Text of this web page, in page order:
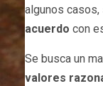
algunos
acuerdo con
Se busca un
valores